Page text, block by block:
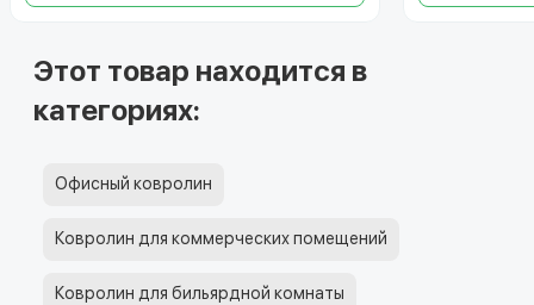
Этот товар находится в
категориях:
Офисный ковролин
Ковролин для коммерческих помещений
Ковролин для бильярдной комнаты